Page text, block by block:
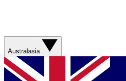
Australasia